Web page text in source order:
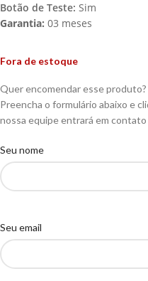
Botão de Teste: Sim
Garantia: 03 meses
Fora de estoque
Quer encomendar esse produto?
Preencha o formulário abaixo e
nossa equipe entrará em
Seu nome
Seu email